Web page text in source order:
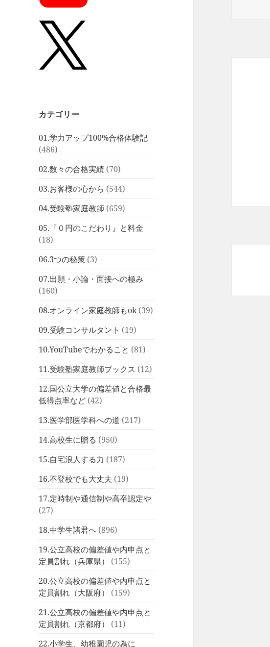
カテゴリー
01.学力アップ100%合格体験記
(486)
02.数々の合格実績 (70)
03.お客様の心から (544)
04.受験塾家庭教師 (659)
05.『０円のこだわり』と料金
(18)
06.3つの秘策 (3)
07.出願・小論・面接への極み
(160)
08.オンライン家庭教師もok(39)
09.受験コンサルタント (19)
10.YouTubeでわかること (81)
11.受験塾家庭教師ブックス (12)
12.国公立大学の偏差値と合格最
低得点率など (42)
13.医学部医学科への道 (217)
14.高校生に贈る (950)
15.自宅浪人する力 (187)
16.不登校でも大丈夫 (19)
17.定時制や通信制や高卒認定や
(27)
18.中学生諸君へ (896)
19.公立高校の偏差値や内申点と
定員割れ（兵庫県）
(155)
20.公立高校の偏差値や内申点と
定員割れ（大阪府）
(159)
21.公立高校の偏差値や内申点と
定員割れ（京都府）
(11)
22.小学生、幼稚園児の為に